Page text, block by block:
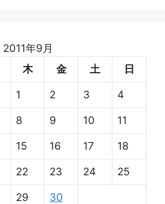
2011年9月
木 金 土 日
1 2 3 4
8 9 10 11
15 16 17 18
22 23 24 25
29 30